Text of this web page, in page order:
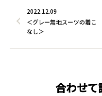
2022.12.09
＜グレー無地スーツの着こ
なし＞
合わせて